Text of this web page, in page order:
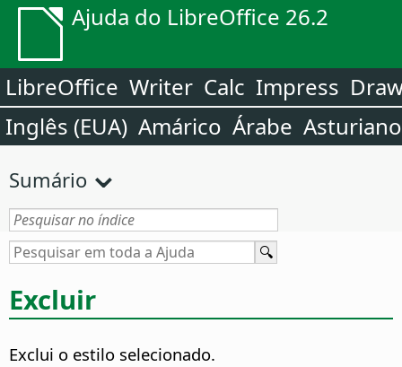
Ajuda do LibreOffice 26.2
LibreOffice Writer Calc Impress
Inglês (EUA) Amárico Árabe Asturiano
Sumário
Excluir
Exclui o estilo selecionado.